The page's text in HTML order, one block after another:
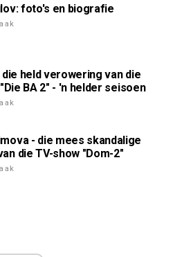
foto's en biografie
die held verowering van die
BA 2" - 'n helder seisoen
- die mees skandalige
die TV-show "Dom-2"